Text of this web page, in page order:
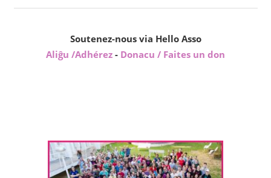
Soutenez-nous via Hello Asso
Aliĝu /Adhérez - Donacu / Faites un don